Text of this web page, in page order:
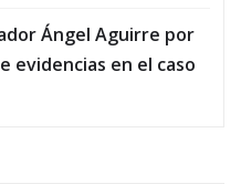
Ángel Aguirre por
evidencias en el caso